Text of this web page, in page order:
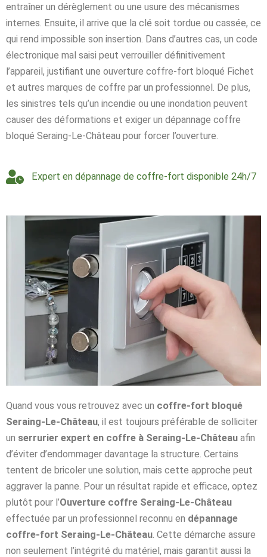
entraîner un dérèglement ou une usure des mécanismes
internes. Ensuite, il arrive que la clé soit tordue ou cassée, ce
qui rend impossible son insertion. Dans d’autres cas, un code
électronique mal saisi peut verrouiller définitivement
l’appareil, justifiant une ouverture coffre-fort bloqué Fichet
et autres marques de coffre par un professionnel. De plus,
les sinistres tels qu’un incendie ou une inondation peuvent
causer des déformations et exiger un dépannage coffre
bloqué Seraing-Le-Château pour forcer l’ouverture.
Expert en dépannage de coffre-fort disponible 24h/7
Quand vous vous retrouvez avec un coffre-fort bloqué
Seraing-Le-Château, il est toujours préférable de solliciter
un serrurier expert en coffre à Seraing-Le-Château afin
d’éviter d’endommager davantage la structure. Certains
tentent de bricoler une solution, mais cette approche peut
aggraver la panne. Pour un résultat rapide et efficace, optez
plutôt pour l’Ouverture coffre Seraing-Le-Château
effectuée par un professionnel reconnu en dépannage
coffre-fort Seraing-Le-Château. Cette démarche assure
non seulement l’intégrité du matériel, mais garantit aussi la